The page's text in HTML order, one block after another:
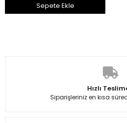
Sepete Ekle
Hızlı
Siparişleriniz en kısa